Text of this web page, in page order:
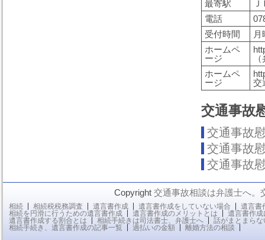
最寄駅
電話
受付時間
ホームペ
ージ
ホームペ
ージ
交
交通事故
交通事故
交通事故
交通事故
Copyright 交通事故相談は弁護士へ。
相続 相続税税務調査 遺言書作成 遺言書作成をしていない場合
遺言書
相続を円滑に行うための遺言書作成
遺言書作成のメリットとは
遺言書作
遺言書作成する割合とは
相続手続きは司法書士、弁護士へ
話がまとまら
相続手続き、遺言書作成の記事一覧
過払いの金額 離婚方法の相談